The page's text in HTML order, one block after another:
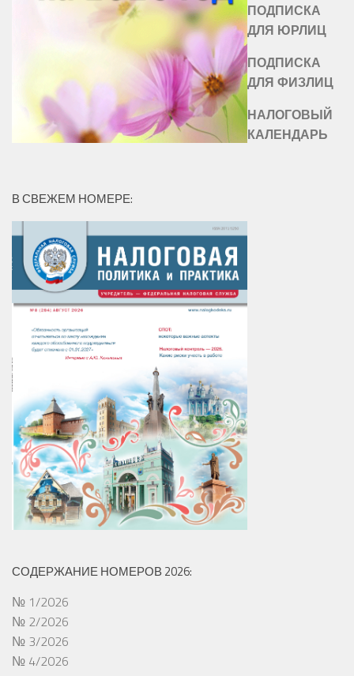
ПОДПИСКА
ДЛЯ ЮРЛИЦ
ПОДПИСКА
ДЛЯ ФИЗЛИЦ
НАЛОГОВЫЙ
КАЛЕНДАРЬ
В СВЕЖЕМ НОМЕРЕ:
СОДЕРЖАНИЕ НОМЕРОВ 2026:
№ 1/2026
№ 2/2026
№ 3/2026
№ 4/2026